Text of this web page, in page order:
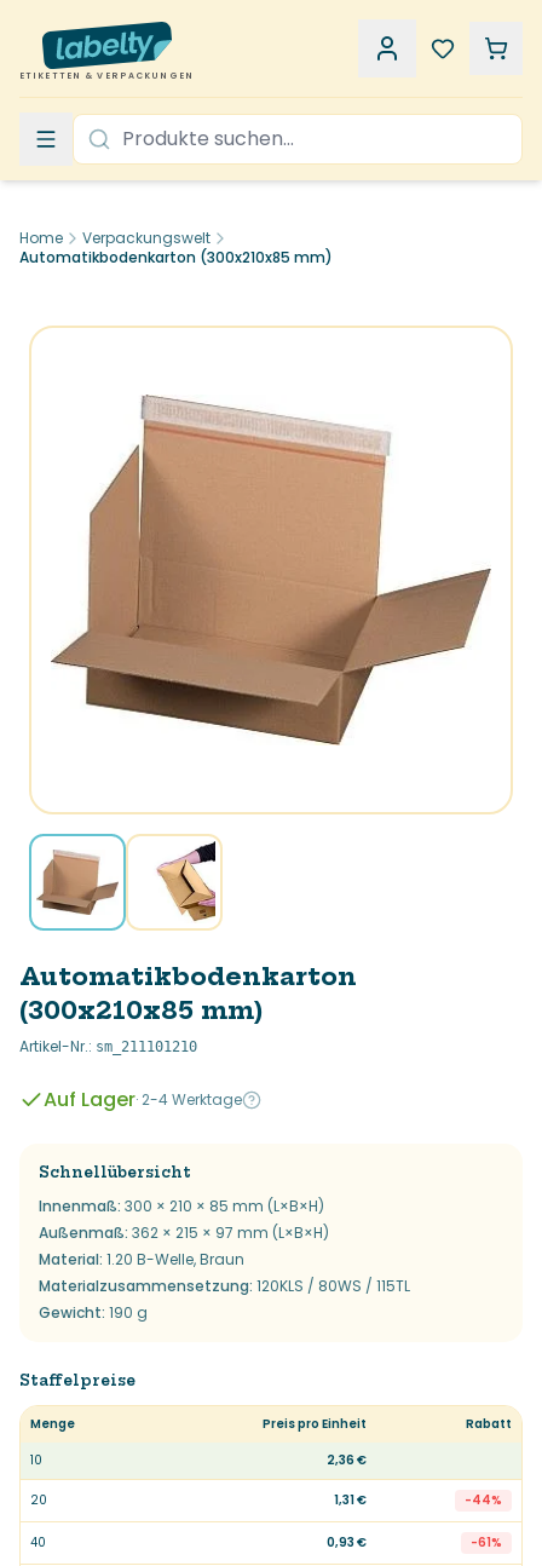
ETIKETTEN & VERPACKUNGEN
Home
Verpackungswelt
Automatikbodenkarton (300x210x85 mm)
Automatikbodenkarton
(300x210x85 mm)
Artikel-Nr.: sm_211101210
Auf Lager· 2-4 Werktage
Schnellübersicht
Innenmaß: 300 × 210 × 85 mm (L×B×H)
Außenmaß: 362 × 215 × 97 mm (L×B×H)
Material: 1.20 B-Welle, Braun
Materialzusammensetzung: 120KLS / 80WS / 115TL
Gewicht: 190 g
Staffelpreise
Menge Preis pro Einheit
Rabatt
10
2,36 €
20 1,31 € -44%
40 0,93 € -61%